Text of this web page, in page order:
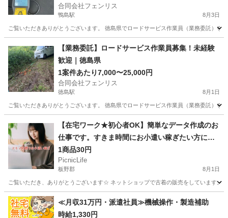
合同会社フェンリス
鴨島駅 8月3日
ご覧いただきありがとうございます。 徳島県でロードサービス作業員（業務委託）
鴨島駅 ロードサービス
【業務委託】ロードサービス作業員募集！未経験
歓迎｜徳島県
1案件あたり7,000〜25,000円
合同会社フェンリス
徳島駅 8月1日
ご覧いただきありがとうございます。 徳島県でロードサービス作業員（業務委託）
徳島駅 軽作業 ロードサービス
【在宅ワーク★初心者OK】簡単なデータ作成のお
仕事です。すきま時間にお小遣い稼ぎたい方にお
すすめ★
1商品30円
PicnicLife
板野郡 8月1日
ご覧いただき、ありがとうございます☆ ネットショップで古着の販売をしています
徳島 板野郡 その他 アンケート
≪月収31万円・派遣社員≫機械操作・製造補助
時給1,330円